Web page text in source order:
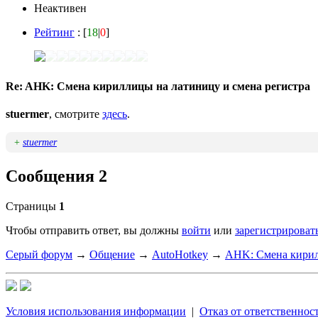
Неактивен
Рейтинг : [18|0]
Re: AHK: Смена кириллицы на латиницу и смена регистра
stuermer, смотрите здесь.
+ stuermer
Сообщения 2
Страницы 1
Чтобы отправить ответ, вы должны войти или
Серый форум → Общение → AutoHotkey → AHK: Смена
Условия использования информации | Отказ от